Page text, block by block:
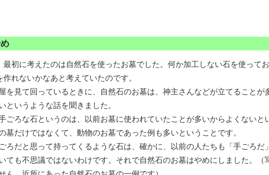
最初に考えたのは自然石を使ったお墓でした。何か加工しない石を使って
作れないかなあと考えていたのです。
を見て回っているときに、自然石のお墓は、神主さんなどが立てることが
というような話を聞きました。
ごろな石というのは、以前お墓に使われていたことが多いからよくないと
墓だけではなくて、動物のお墓であった例も多いということです。
だと思って持ってくるような石は、確かに、以前の人たちも「手ごろだ」
ても不思議ではないわけです。それで自然石のお墓はやめにしました。（